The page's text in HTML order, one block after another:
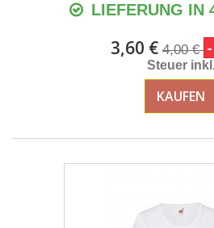
LIEFERUNG IN
3,60 € 4,00 €
Steuer
KAUFEN